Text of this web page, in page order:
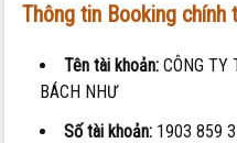
Thông tin Booking chính
Tên tài khoản: CÔNG TY
BÁCH NHƯ
Số tài khoản: 1903 859